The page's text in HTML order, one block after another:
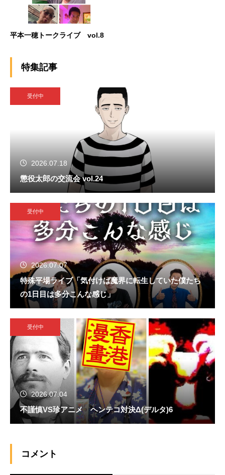
平本一穂トークライブ vol.8
特集記事
受付中
2026.07.18
懲役太郎の交流会 vol.24
受付中
2026.07.07
特殊平場ライブ「気付けば魔界に転生していた僕たち
の1日目は多分こんな感じ」
受付中
2026.07.04
不謹慎VS珍アニメ ヘンテコ対決Δ(デルタ)6
コメント